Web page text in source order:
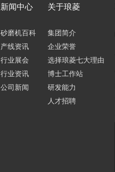
新闻中心
砂磨机百科
产线资讯
行业展会
行业资讯
公司新闻
关于琅菱
集团简介
企业荣誉
选择琅菱七大理由
博士工作站
研发能力
人才招聘